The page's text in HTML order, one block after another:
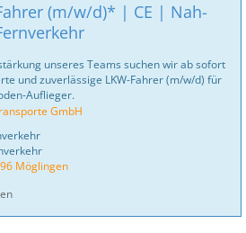
(m/w/d)* | CE | Nah-
unseres Teams suchen wir ab sofort
und zuverlässige LKW-Fahrer (m/w/d) für
Auflieger.
GmbH
Möglingen